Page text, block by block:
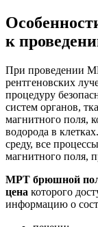
к
При проведении
рентгеновских
процедуру
систем органов,
магнитного поля,
водорода в
среду, все
магнитного поля,
МРТ брюшной
цена которого
информацию о